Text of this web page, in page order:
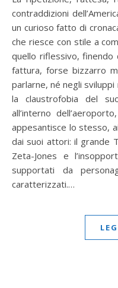
contraddizioni
un curioso fatto di
che riesce con stile a
quello riflessivo, finendo
fattura, forse bizzarro
parlarne, né negli
la claustrofobia del
all’interno
appesantisce lo stesso,
dai suoi attori: il grande
Zeta-Jones e
supportati da
caratterizzati.…